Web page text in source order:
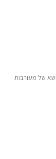
של מעורבות